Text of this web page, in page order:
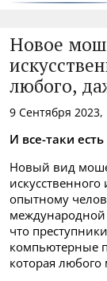
Новое
любого,
9 Сентября
И все-таки
Новый вид
опытному
международной
что
компьютерные
которая любого